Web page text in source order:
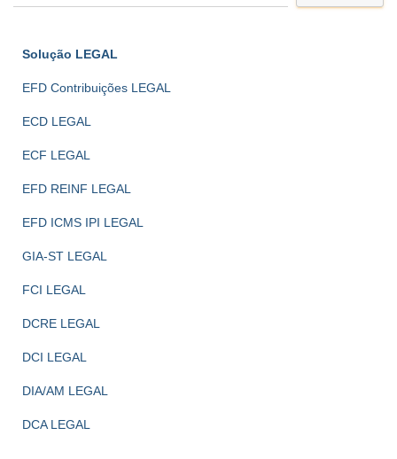
Solução LEGAL
EFD Contribuições LEGAL
ECD LEGAL
ECF LEGAL
EFD REINF LEGAL
EFD ICMS IPI LEGAL
GIA-ST LEGAL
FCI LEGAL
DCRE LEGAL
DCI LEGAL
DIA/AM LEGAL
DCA LEGAL